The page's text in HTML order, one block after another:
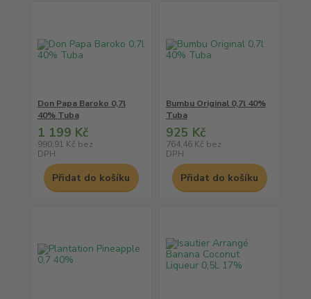
Don Papa Baroko 0,7l
40% Tuba
1 199 Kč
990,91 Kč bez
DPH
Přidat do košíku
Bumbu Original 0,7l 40%
Tuba
925 Kč
764,46 Kč bez
DPH
Přidat do košíku